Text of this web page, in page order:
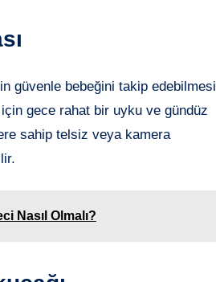
güvenle bebeğini takip edebilmesi
gece rahat bir uyku ve gündüz
sahip telsiz veya kamera
Nasıl Olmalı?